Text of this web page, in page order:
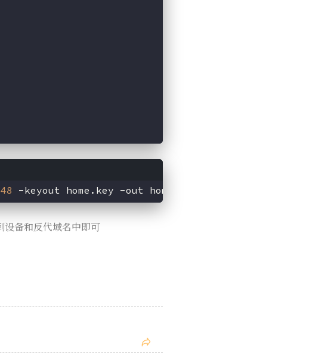
-keyout home.key -out home.crt -config ./openssl.ini
备和反代域名中即可